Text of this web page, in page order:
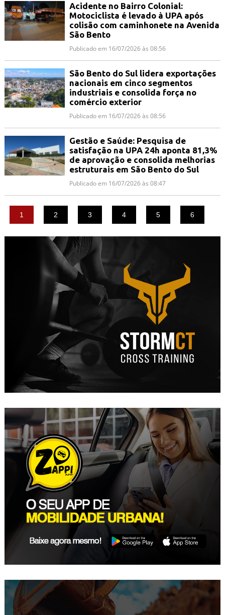
Acidente no Bairro Colonial:
Motociclista é levado à UPA após
colisão com caminhonete na Avenida
São Bento
Publicado em 16/07/2026 às 08:56
São Bento do Sul lidera exportações
nacionais em cinco segmentos
industriais e consolida força no
comércio exterior
Publicado em 16/07/2026 às 08:56
Gestão e Saúde: Pesquisa de
satisfação na UPA 24h aponta 81,3%
de aprovação e consolida melhorias
estruturais em São Bento do Sul
Publicado em 16/07/2026 às 08:47
1 2 3 4 5 6